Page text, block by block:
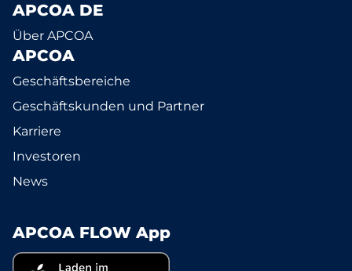
APCOA DE
Über APCOA
APCOA
Geschäftsbereiche
Geschäftskunden und Partner
Karriere
Investoren
News
APCOA FLOW App